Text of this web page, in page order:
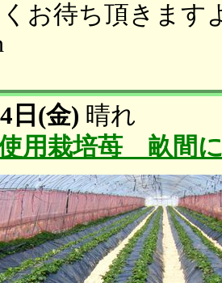
お待ち頂きます
日(金) 晴れ
用栽培苺 畝間